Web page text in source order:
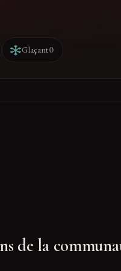
Glaçant0
de la